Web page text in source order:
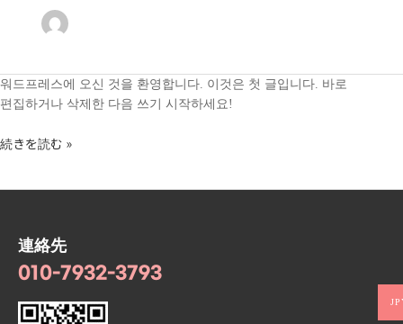
워드프레스에 오신 것을 환영합니다. 이것은 첫 글입니다. 바로
편집하거나 삭제한 다음 쓰기 시작하세요!
アンニョンハセヨ！
続きを読む »
連絡先
010-7932-3793